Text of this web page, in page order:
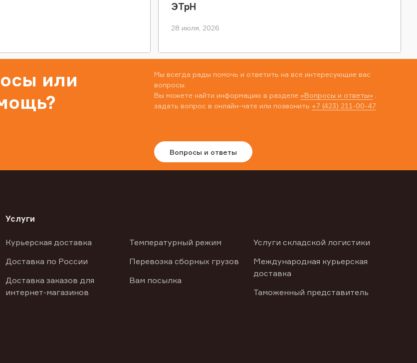
ЭТрН
28 июля, 2026
или
Мы всегда рады помочь и ответить на все интересующие вас
вопросы.
Вы можете найти информацию в разделе «Вопросы и ответы»
задать вопрос в онлайн-чате или позвонить +7 (423) 211-00-47
Вопросы и ответы
Услуги
Курьерская доставка
Доставка по России
Доставка заказов для
интернет-магазинов
Температурный режим
Перевозка сборных грузов
Вам посылка
Услуги складской логистики
Международная курьерская
доставка
Таможенный представитель